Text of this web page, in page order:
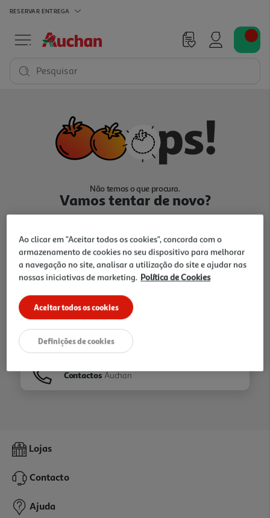
RESERVAR ENTREGA
Pesquisar
Não temos o que procura.
Vamos tentar de novo?
Ir para Homepage
Folhetos
Contactos Auchan
Lojas
Contacto
Ajuda
Ao clicar em "Aceitar todos os cookies", concorda com o
armazenamento de cookies no seu dispositivo para melhorar
a navegação no site, analisar a utilização do site e ajudar nas
nossas iniciativas de marketing. Política de Cookies
Aceitar todos os cookies
Definições de cookies